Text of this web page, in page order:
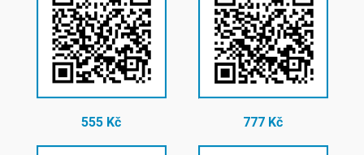
555 Kč 777 Kč